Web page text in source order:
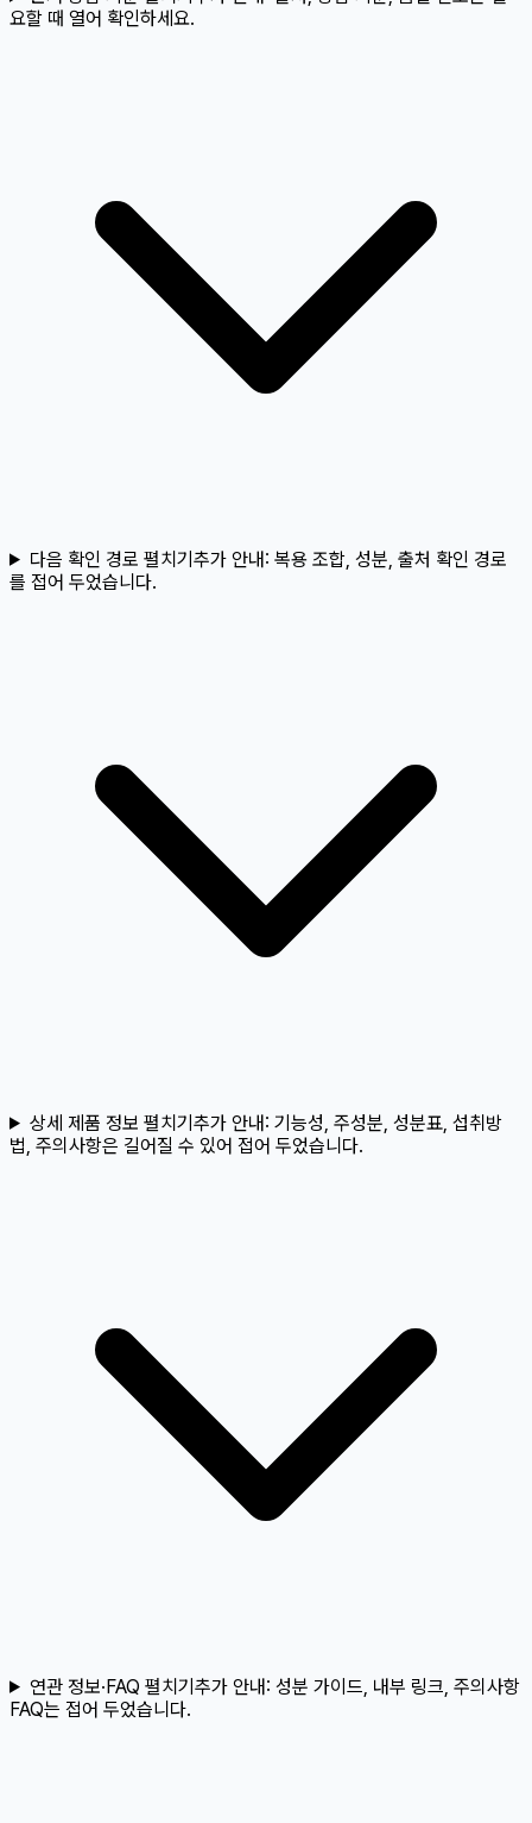
요할 때 열어 확인하세요.
다음 확인 경로 펼치기추가 안내: 복용 조합, 성분, 출처 확인 경로
를 접어 두었습니다.
상세 제품 정보 펼치기추가 안내: 기능성, 주성분, 성분표, 섭취방
법, 주의사항은 길어질 수 있어 접어 두었습니다.
연관 정보·FAQ 펼치기추가 안내: 성분 가이드, 내부 링크, 주의사항
FAQ는 접어 두었습니다.